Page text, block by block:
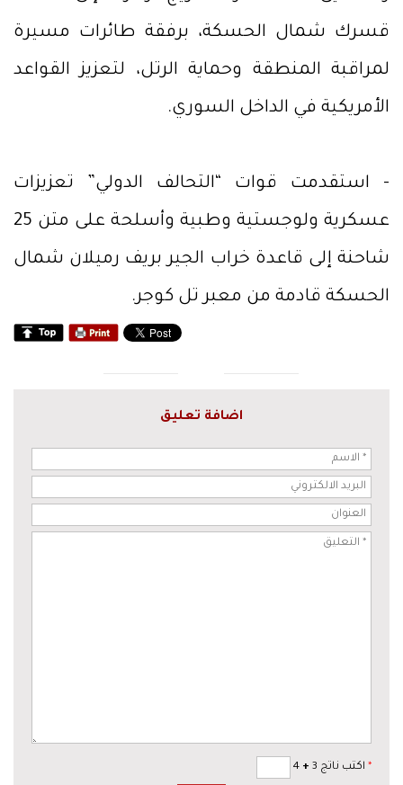
قسرك شمال الحسكة، برفقة طائرات مسيرة
لمراقبة المنطقة وحماية الرتل، لتعزيز القواعد
الأمريكية في الداخل السوري.
- استقدمت قوات “التحالف الدولي” تعزيزات
عسكرية ولوجستية وطبية وأسلحة على متن 25
شاحنة إلى قاعدة خراب الجير بريف رميلان شمال
الحسكة قادمة من معبر تل كوجر.
اضافة تعليق
* اكتب ناتج 3 +